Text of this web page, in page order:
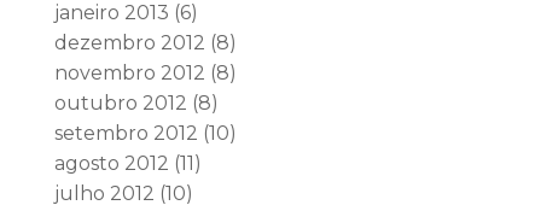
janeiro 2013 (6)
dezembro 2012 (8)
novembro 2012 (8)
outubro 2012 (8)
setembro 2012 (10)
agosto 2012 (11)
julho 2012 (10)